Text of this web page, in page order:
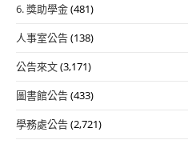
6. 獎助學金(481)
人事室公告(138)
公告來文(3,171)
圖書館公告(433)
學務處公告(2,721)